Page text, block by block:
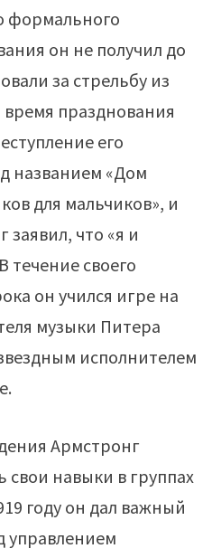
формального
он не получил до
за стрельбу из
время празднования
его
названием «Дом
для мальчиков», и
что «я и
течение своего
он учился игре на
музыки Питера
исполнителем
Армстронг
свои навыки в группах
году он дал важный
управлением